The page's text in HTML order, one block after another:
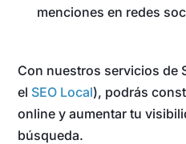
menciones en redes
Con nuestros servicios de
el SEO Local), podrás
online y aumentar tu
búsqueda.